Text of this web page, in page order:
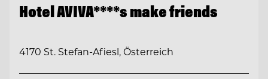
Hotel AVIVA****s make friends
4170 St. Stefan-Afiesl, Österreich